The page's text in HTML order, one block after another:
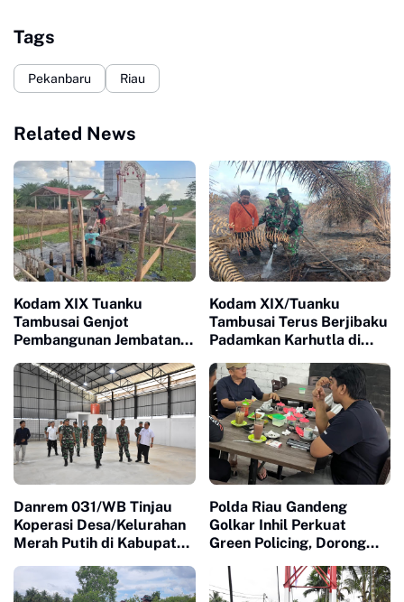
Tags
Pekanbaru Riau
Related News
Kodam XIX Tuanku
Tambusai Genjot
Pembangunan Jembatan
Kodam XIX/Tuanku
Tambusai Terus Berjibaku
Padamkan Karhutla di
Lahan Berhasil Diamankan
Danrem 031/WB Tinjau
Koperasi Desa/Kelurahan
Merah Putih di Kabupaten
Ekonomi Kerakyatan
Polda Riau Gandeng
Golkar Inhil Perkuat
Green Policing, Dorong
dan Kamtibmas